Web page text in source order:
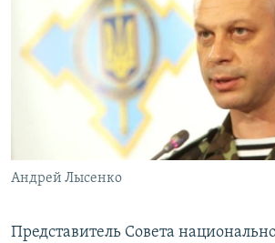
СИБИРЬ.РЕАЛИИ
РАСПИСАНИЕ ВЕЩАНИЯ
ПОДПИШИТЕСЬ НА РАССЫЛКУ
СОЦИАЛЬНЫЕ СЕТИ
Андрей Лысенко
Представитель Совета